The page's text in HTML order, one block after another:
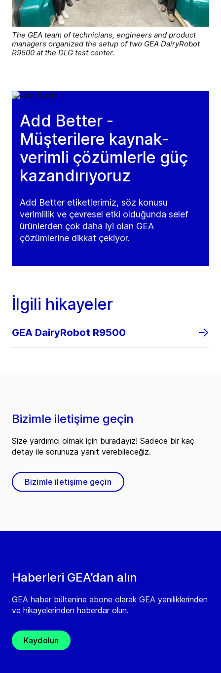
The GEA team of technicians, engineers and product
managers organized the setup of two GEA DairyRobot
R9500 at the DLG test center.
Add Better -
Müşterilere kaynak-
verimli çözümlerle güç
kazandırıyoruz
Add Better etiketlerimiz, söz konusu
verimlilik ve çevresel etki olduğunda selef
ürünlerden çok daha iyi olan GEA
çözümlerine dikkat çekiyor.
İlgili hikayeler
GEA DairyRobot R9500
Haberleri GEA’dan alın
GEA haber bültenine abone olarak GEA yeniliklerinden
ve hikayelerinden haberdar olun.
Kaydolun
Bizimle iletişime geçin
Size yardımcı olmak için buradayız! Sadece bir kaç
detay ile sorunuza yanıt verebileceğiz.
Bizimle iletişime geçin